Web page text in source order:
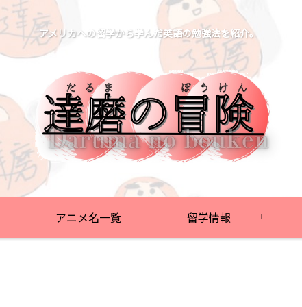
アメリカへの留学から学んだ英語の勉強法を紹介。
アニメ名一覧 留学情報